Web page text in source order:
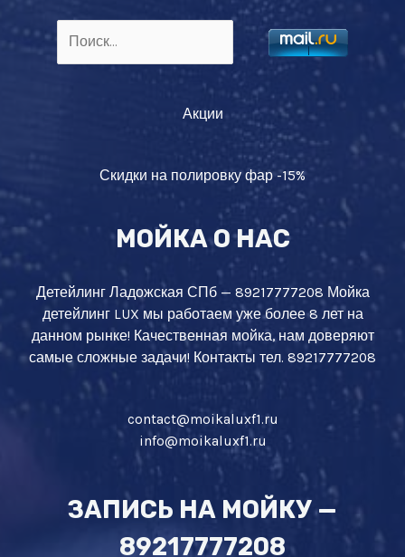
Акции
Скидки на полировку фар -15%
МОЙКА О НАС
Детейлинг Ладожская СПб — 89217777208 Мойка
детейлинг LUX мы работаем уже более 8 лет на
данном рынке! Качественная мойка, нам доверяют
самые сложные задачи! Контакты тел. 89217777208
contact@moikaluxf1.ru
info@moikaluxf1.ru
ЗАПИСЬ НА МОЙКУ —
89217777208